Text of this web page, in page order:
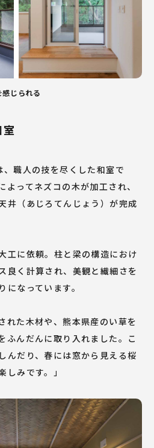
じられる
職人の技を尽くした和室で
ってネズコの木が加工され、
井（あじろてんじょう）が完成
工に依頼。柱と梁の構造におけ
良く計算され、美観と繊細さを
なっています。
れた木材や、熊本県産のい草を
ふんだんに取り入れました。こ
んだり、春には窓から見える桜
しみです。」